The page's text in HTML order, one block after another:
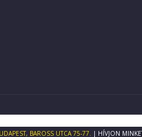
BAROSS UTCA 75-77. | HÍVJON